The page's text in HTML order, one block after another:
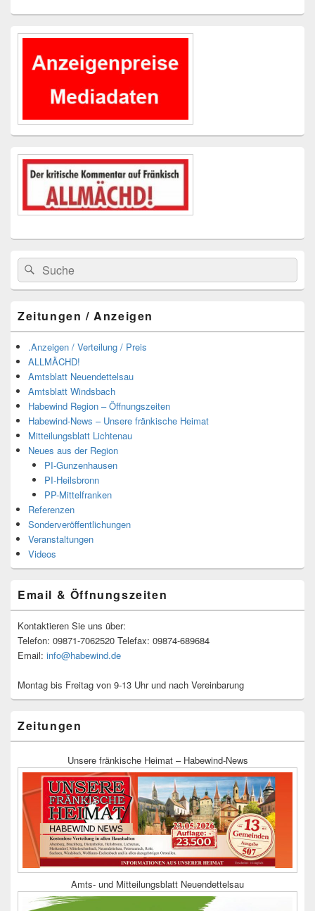
Primärer
Widgetbereich
Suchen
nach:
Suchen
Zeitungen / Anzeigen
.Anzeigen / Verteilung / Preis
ALLMÄCHD!
Amtsblatt Neuendettelsau
Amtsblatt Windsbach
Habewind Region – Öffnungszeiten
Habewind-News – Unsere fränkische Heimat
Mitteilungsblatt Lichtenau
Neues aus der Region
PI-Gunzenhausen
PI-Heilsbronn
PP-Mittelfranken
Referenzen
Sonderveröffentlichungen
Veranstaltungen
Videos
Email & Öffnungszeiten
Kontaktieren Sie uns über:
Telefon: 09871-7062520 Telefax: 09874-689684
Email: info@habewind.de
Montag bis Freitag von 9-13 Uhr und nach Vereinbarung
Zeitungen
Unsere fränkische Heimat – Habewind-News
Amts- und Mitteilungsblatt Neuendettelsau